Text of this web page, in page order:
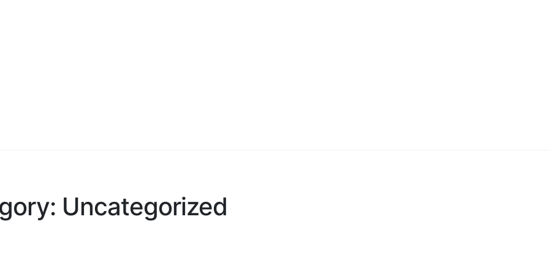
Uncategorized